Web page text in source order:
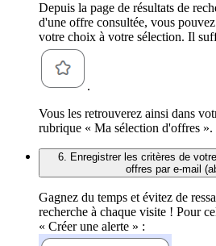
Depuis la page de résultats de
d'une offre consultée, vous
votre choix à votre sélection. Il
.
Vous les retrouverez ainsi dans
rubrique « Ma sélection d'offres ».
6. Enregistrer les critères de
offres par e-mail
Gagnez du temps et évitez de
recherche à chaque visite ! Pour
« Créer une alerte » :